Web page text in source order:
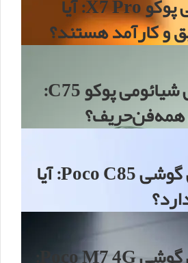
و کارآمد هستند؟
معرفی گوشی شیائومی پوکو C75:
نقد و بررسی گوشی Poco C85: آیا